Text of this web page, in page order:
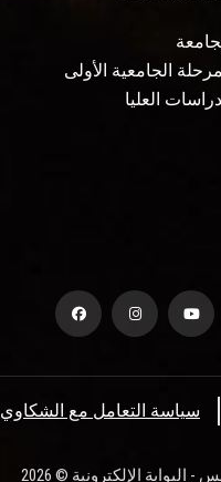
الجامعية الأولى
العليا
سياسة التعامل مع الشكاوي
الإلكترونية © 2026